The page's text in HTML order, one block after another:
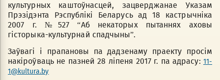
культурных каштоўнасцей, зацверджанае Указам
Прэзідэнта Рэспублікі Беларусь ад 18 кастрычніка
2007 г. №527 “Аб некаторых пытаннях аховы
гісторыка-культурнай спадчыны”.
Заўвагі і прапановы па дадзенаму праекту просім
накіроўваць не пазней 28 ліпеня 2017 г. па адрасу: 11-
1@kultura.by